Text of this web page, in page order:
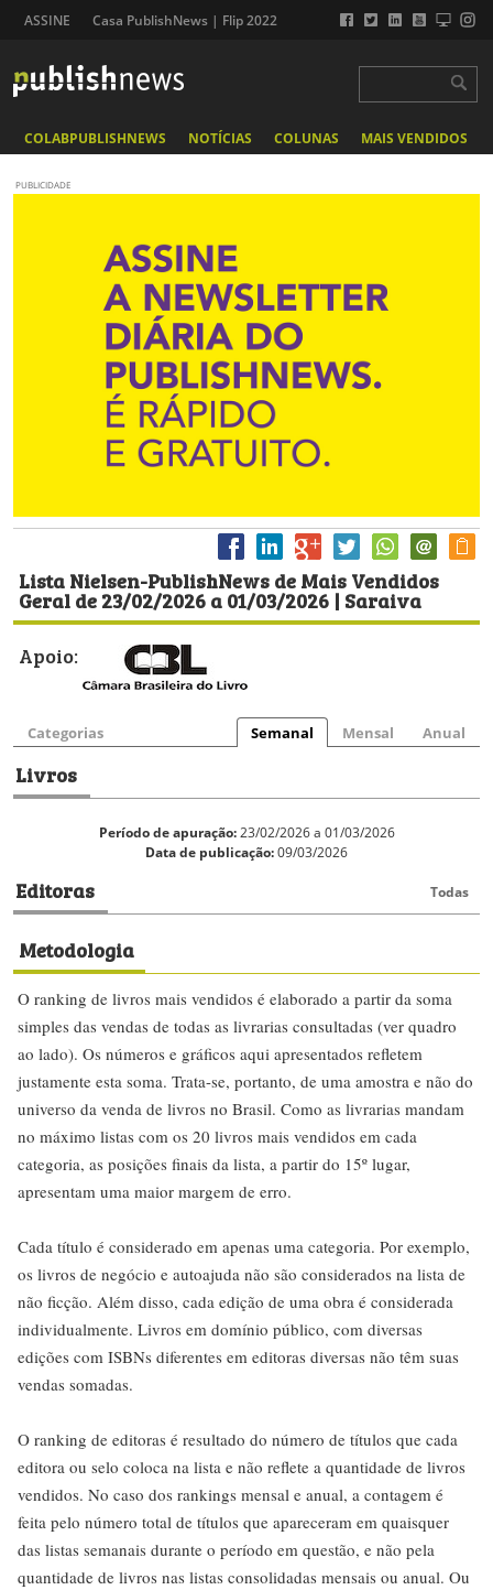
ASSINE Casa PublishNews | Flip 2022
COLABPUBLISHNEWS NOTÍCIAS COLUNAS MAIS VENDIDOS
PUBLICIDADE
Lista Nielsen-PublishNews de Mais Vendidos
Geral de 23/02/2026 a 01/03/2026 | Saraiva
Apoio:
Categorias Semanal Mensal Anual
Livros
Período de apuração:23/02/2026 a 01/03/2026
Data de publicação:09/03/2026
Editoras Todas
Metodologia
O ranking de livros mais vendidos é elaborado a partir da soma
simples das vendas de todas as livrarias consultadas (ver quadro
ao lado). Os números e gráficos aqui apresentados refletem
justamente esta soma. Trata-se, portanto, de uma amostra e não do
universo da venda de livros no Brasil. Como as livrarias mandam
no máximo listas com os 20 livros mais vendidos em cada
categoria, as posições finais da lista, a partir do 15º lugar,
apresentam uma maior margem de erro.
Cada título é considerado em apenas uma categoria. Por exemplo,
os livros de negócio e autoajuda não são considerados na lista de
não ficção. Além disso, cada edição de uma obra é considerada
individualmente. Livros em domínio público, com diversas
edições com ISBNs diferentes em editoras diversas não têm suas
vendas somadas.
O ranking de editoras é resultado do número de títulos que cada
editora ou selo coloca na lista e não reflete a quantidade de livros
vendidos. No caso dos rankings mensal e anual, a contagem é
feita pelo número total de títulos que apareceram em quaisquer
das listas semanais durante o período em questão, e não pela
quantidade de livros nas listas consolidadas mensais ou anual. Ou